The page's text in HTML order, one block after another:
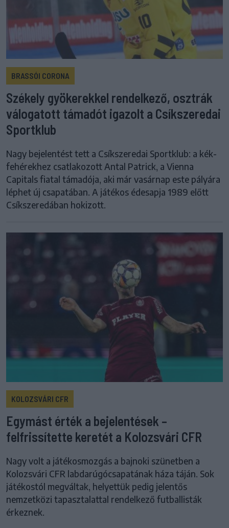
BRASSÓI CORONA
Székely gyökerekkel rendelkező, osztrák
válogatott támadót igazolt a Csíkszeredai
Sportklub
Nagy bejelentést tett a Csíkszeredai Sportklub: a kék-
fehérekhez csatlakozott Antal Patrick, a Vienna
Capitals fiatal támadója, aki már vasárnap este pályára
léphet új csapatában. A játékos édesapja 1989 előtt
Csíkszeredában hokizott.
KOLOZSVÁRI CFR
Egymást érték a bejelentések –
felfrissítette keretét a Kolozsvári CFR
Nagy volt a játékosmozgás a bajnoki szünetben a
Kolozsvári CFR labdarúgócsapatának háza táján. Sok
játékostól megváltak, helyettük pedig jelentős
nemzetközi tapasztalattal rendelkező futballisták
érkeznek.